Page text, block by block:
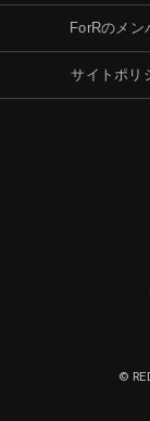
ForRのメン
サイトポリ
©